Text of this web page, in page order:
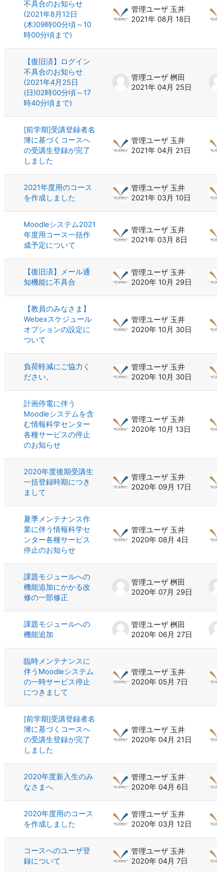
不具合のお知らせ
(2021年8月12日
(木)09時00分頃～10
時00分頃まで)
管理ユーザ 玉井
2021年 08月 18日
【復旧済】ログイン
不具合のお知らせ
(2021年4月25日
(日)02時00分頃～17
時40分頃まで)
管理ユーザ 桝田
2021年 04月 25日
[前学期]受講登録者名
簿に基づくコースへ
の受講生登録が完了
しました
管理ユーザ 玉井
2021年 04月 21日
2021年度用のコース
を作成しました
管理ユーザ 玉井
2021年 03月 10日
Moodleシステム2021
年度用コース一括作
成予定について
管理ユーザ 玉井
2021年 03月 8日
【復旧済】メール通
知機能に不具合
管理ユーザ 玉井
2020年 10月 29日
【教員のみなさま】
Webexスケジュール
オプションの設定に
ついて
管理ユーザ 玉井
2020年 10月 30日
負荷軽減にご協力く
ださい。
管理ユーザ 玉井
2020年 10月 30日
計画停電に伴う
Moodleシステムを含
む情報科学センター
各種サービスの停止
のお知らせ
管理ユーザ 玉井
2020年 10月 13日
2020年度後期受講生
一括登録時期につき
まして
管理ユーザ 玉井
2020年 09月 17日
夏季メンテナンス作
業に伴う情報科学セ
ンター各種サービス
停止のお知らせ
管理ユーザ 玉井
2020年 08月 4日
課題モジュールへの
機能追加にかかる改
修の一部修正
管理ユーザ 桝田
2020年 07月 29日
課題モジュールへの
機能追加
管理ユーザ 桝田
2020年 06月 27日
臨時メンテナンスに
伴うMoodleシステム
の一時サービス停止
につきまして
管理ユーザ 玉井
2020年 05月 7日
[前学期]受講登録者名
簿に基づくコースへ
の受講生登録が完了
しました
管理ユーザ 玉井
2020年 04月 21日
2020年度新入生のみ
なさまへ
管理ユーザ 玉井
2020年 04月 6日
2020年度用のコース
を作成しました
管理ユーザ 玉井
2020年 03月 12日
コースへのユーザ登
録について
管理ユーザ 玉井
2020年 04月 7日